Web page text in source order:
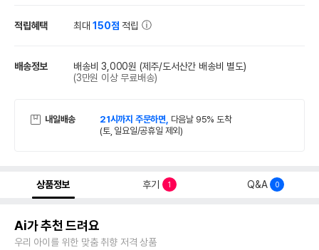
적립혜택 최대150점 적립
배송정보 배송비 3,000원 (제주/도서산간 배송비 별도)
(3만원 이상 무료배송)
내일배송 21시까지 주문하면, 다음날 95% 도착
(토, 일요일/공휴일 제외)
상품정보 후기 1 Q&A 0
Ai가 추천 드려요
우리 아이를 위한 맞춤 취향 저격 상품